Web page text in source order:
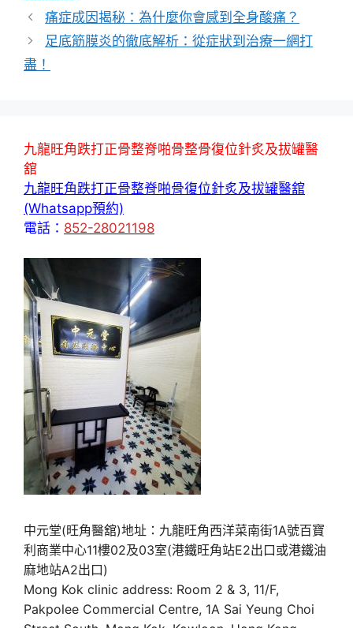
痛症成因揭秘：為什麼你會感到全身酸痛？
足底筋膜炎的徹底解析：從症狀到治療一網打
盡！
九龍旺角跌打正骨整脊啪骨整骨復位針炙及拔罐醫
舘
九龍旺角跌打正骨整脊啪骨復位針炙及拔罐醫舘
(Whatsapp預約)
電話： 852-28021198
中元堂(旺角醫舘)地址：九龍旺角西洋菜南街1A號百寶
利商業中心11樓02及03室(港鐵旺角站E2出口或港鐵油
麻地站A2出口)
Mong Kok clinic address: Room 2 & 3, 11/F,
Pakpolee Commercial Centre, 1A Sai Yeung Choi